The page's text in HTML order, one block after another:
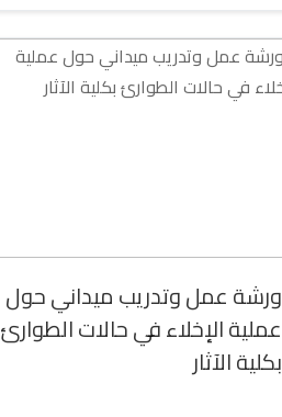
ورشة عمل وتدريب ميداني حول
عملية الإخلاء في حالات الطوارئ
بكلية الآثار